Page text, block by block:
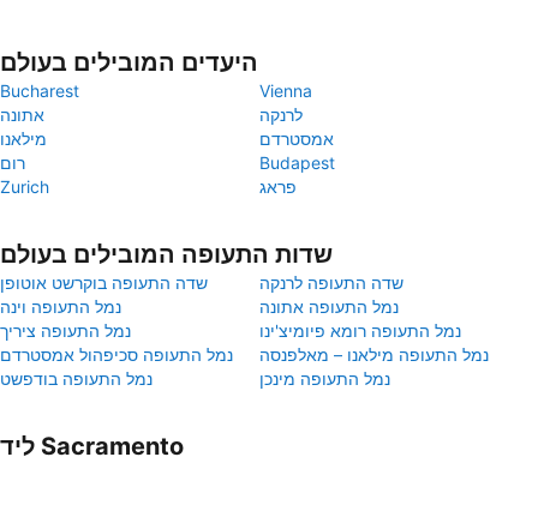
היעדים המובילים בעולם
Bucharest
Vienna
אתונה
לרנקה
מילאנו
אמסטרדם
רום
Budapest
Zurich
פראג
שדות התעופה המובילים בעולם
שדה התעופה בוקרשט אוטופן
שדה התעופה לרנקה
נמל התעופה וינה
נמל התעופה אתונה
נמל התעופה ציריך
נמל התעופה רומא פיומיצ'ינו
נמל התעופה סכיפהול אמסטרדם
נמל התעופה מילאנו – מאלפנסה
נמל התעופה בודפשט
נמל התעופה מינכן
ליד Sacramento